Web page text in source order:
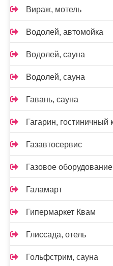
Вираж, мотель
Водолей, автомойка
Водолей, сауна
Водолей, сауна
Гавань, сауна
Гагарин, гостиничный
Газавтосервис
Газовое оборудование
Галамарт
Гипермаркет Квам
Глиссада, отель
Гольфстрим, сауна